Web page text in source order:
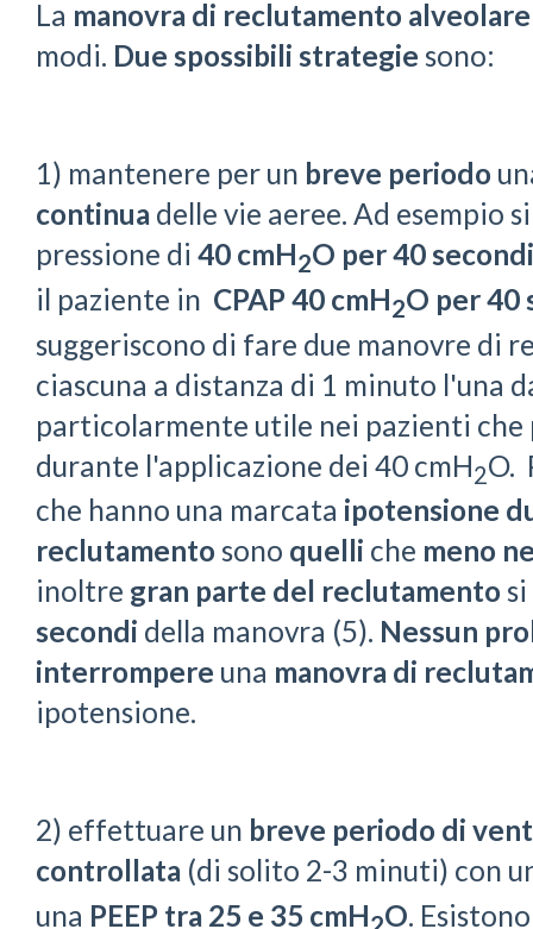
La manovra di reclutamento alveolare
modi. Due spossibili strategie sono:
1) mantenere per un breve periodo
continua delle vie aeree. Ad esempio
pressione di 40 cmH2O per 40 secondi
il paziente in CPAP 40 cmH2O per 40
suggeriscono di fare due manovre di
ciascuna a distanza di 1 minuto l'una
particolarmente utile nei pazienti
durante l'applicazione dei 40 cmH2O.
che hanno una marcata ipotensione
reclutamento sono quelli che meno
inoltre gran parte del reclutamento
secondi della manovra (5). Nessun
interrompere una manovra di
ipotensione.
2) effettuare un breve periodo di
controllata (di solito 2-3 minuti) con
una PEEP tra 25 e 35 cmH O.